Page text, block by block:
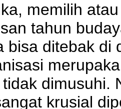
memilih
tahun
bisa ditebak di
dimusuhi.
krusial